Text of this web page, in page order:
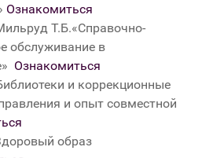
Ознакомиться
Т.Б.«Справочно-
обслуживание в
Ознакомиться
и коррекционные
и опыт совместной
образ